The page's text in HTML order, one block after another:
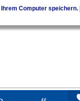
Computer speichern.